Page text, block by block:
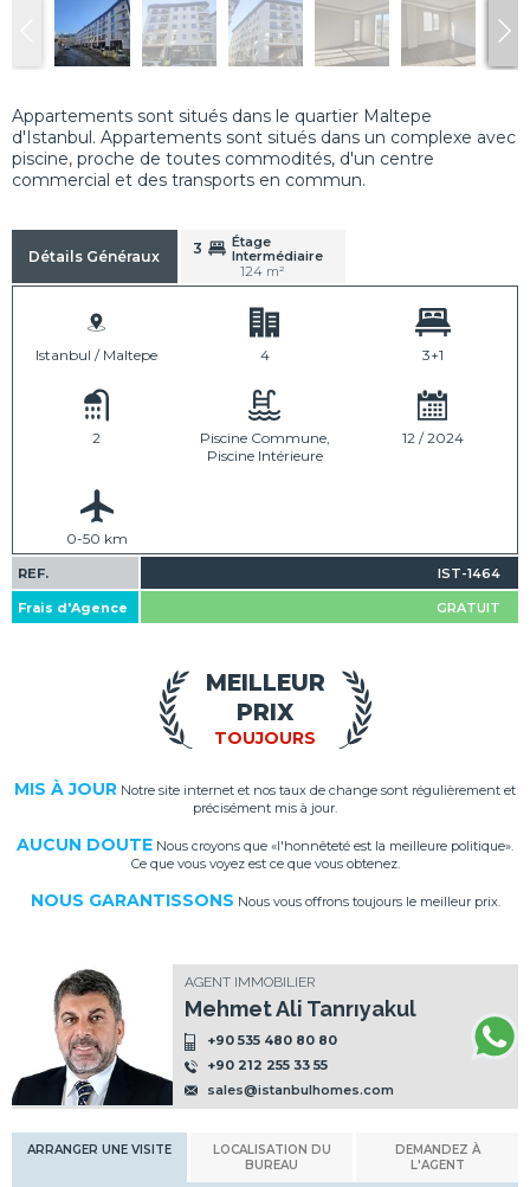
Appartements sont situés dans le quartier Maltepe
d'Istanbul. Appartements sont situés dans un complexe avec
piscine, proche de toutes commodités, d'un centre
commercial et des transports en commun.
Détails Généraux 3
Étage
Intermédiaire
124 m²
Istanbul / Maltepe 4 3+1
2
Piscine Commune,
Piscine Intérieure
12 / 2024
0-50 km
REF. IST-1464
Frais d'Agence GRATUIT
TOUJOURS
MEILLEUR
PRIX
MIS À JOUR Notre site internet et nos taux de change sont régulièrement et
précisément mis à jour.
AUCUN DOUTE Nous croyons que «l'honnêteté est la meilleure politique».
Ce que vous voyez est ce que vous obtenez.
NOUS GARANTISSONS Nous vous offrons toujours le meilleur prix.
AGENT IMMOBILIER
Mehmet Ali Tanrıyakul
+90 535 480 80 80
+90 212 255 33 55
sales@istanbulhomes.com
ARRANGER UNE VISITE
LOCALISATION DU
BUREAU
DEMANDEZ À
L'AGENT